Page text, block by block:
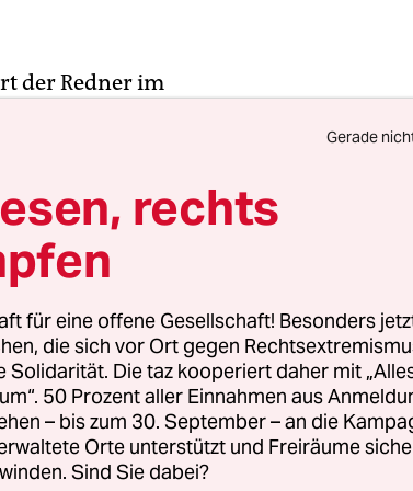
der Redner im
nicht unbehelligt
des Terrors
Und wenn an einem Ort
sei das nicht
CDU, AfD und FDP,
Linken und Grünen.
All das sagt SPD-
vermutet hätte, tritt
Rede habe er den Beifall
Gerade
rechts
für eine offene Gesellschaft! Besonders
die sich vor Ort gegen
Solidarität. Die taz kooperiert daher mit
50 Prozent aller Einnahmen aus
– bis zum 30. September – an die
Orte unterstützt und Freiräume
Sind Sie dabei?